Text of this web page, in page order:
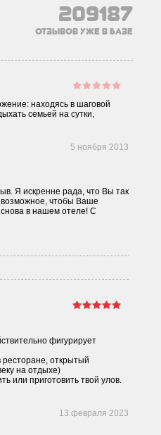
209187
отзывов уже в базе
находясь в шаговой
семьей на сутки,
5 ноября 2013
Я искренне рада, что Вы так
возможное, чтобы Ваше
в нашем отеле! С
фигурирует
ресторане, открытый
на отдыхе)
или приготовить твой улов.
13 февраля 2023